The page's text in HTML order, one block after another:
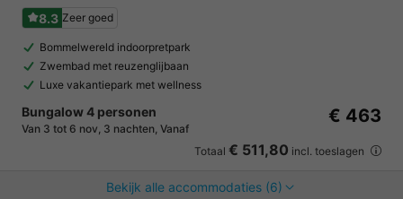
8.3 Zeer goed
Bommelwereld indoorpretpark
Zwembad met reuzenglijbaan
Luxe vakantiepark met wellness
Bungalow 4 personen
Van 3 tot 6 nov, 3 nachten, Vanaf
€ 463
Totaal € 511,80 incl. toeslagen
Bekijk alle accommodaties (6)